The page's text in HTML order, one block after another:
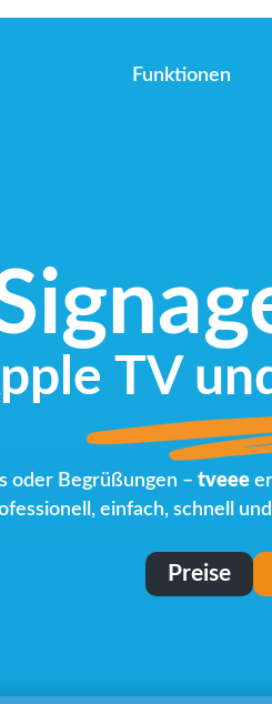
Funktionen
TV
oder Begrüßungen – tveee
einfach, schnell
Preise